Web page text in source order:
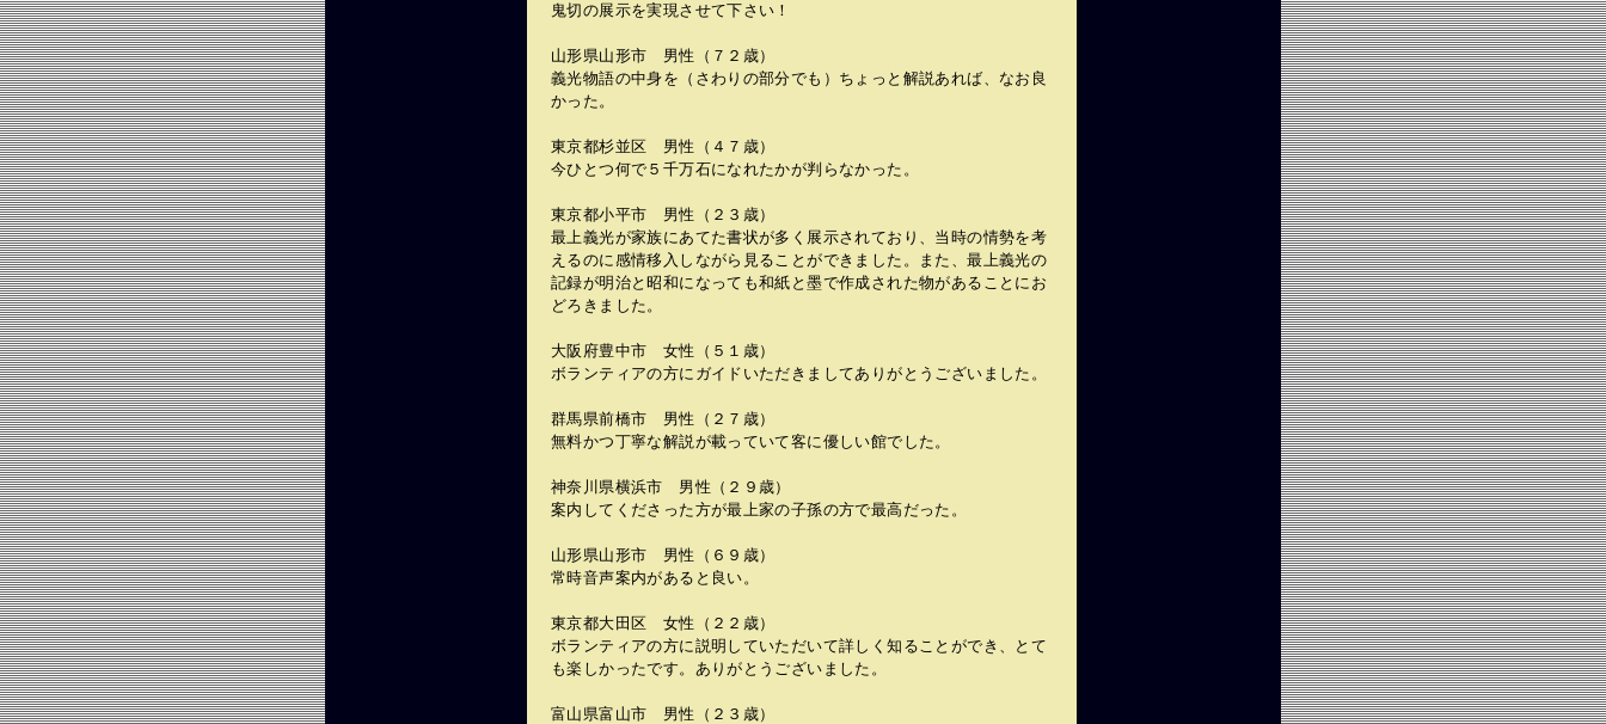
鬼切の展示を実現させて下さい！
山形県山形市 男性（７２歳）
義光物語の中身を（さわりの部分でも）ちょっと解説あれば、なお良
かった。
東京都杉並区 男性（４７歳）
今ひとつ何で５千万石になれたかが判らなかった。
東京都小平市 男性（２３歳）
最上義光が家族にあてた書状が多く展示されており、当時の情勢を考
えるのに感情移入しながら見ることができました。また、最上義光の
記録が明治と昭和になっても和紙と墨で作成された物があることにお
どろきました。
大阪府豊中市 女性（５１歳）
ボランティアの方にガイドいただきましてありがとうございました。
群馬県前橋市 男性（２７歳）
無料かつ丁寧な解説が載っていて客に優しい館でした。
神奈川県横浜市 男性（２９歳）
案内してくださった方が最上家の子孫の方で最高だった。
山形県山形市 男性（６９歳）
常時音声案内があると良い。
東京都大田区 女性（２２歳）
ボランティアの方に説明していただいて詳しく知ることができ、とて
も楽しかったです。ありがとうございました。
富山県富山市 男性（２３歳）